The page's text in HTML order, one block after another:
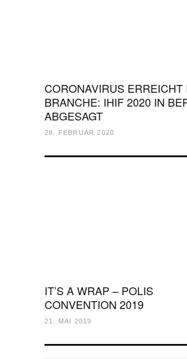
CORONAVIRUS ERREICHT
BRANCHE: IHIF 2020 IN
ABGESAGT
28. FEBRUAR 2020
IT’S A WRAP – POLIS
CONVENTION 2019
21. MAI 2019